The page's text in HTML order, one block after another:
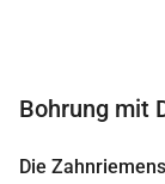
Bohrung mit
Die